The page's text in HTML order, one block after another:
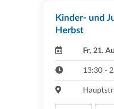
Kinder- und
Herbst
Fr, 21.
13:30 -